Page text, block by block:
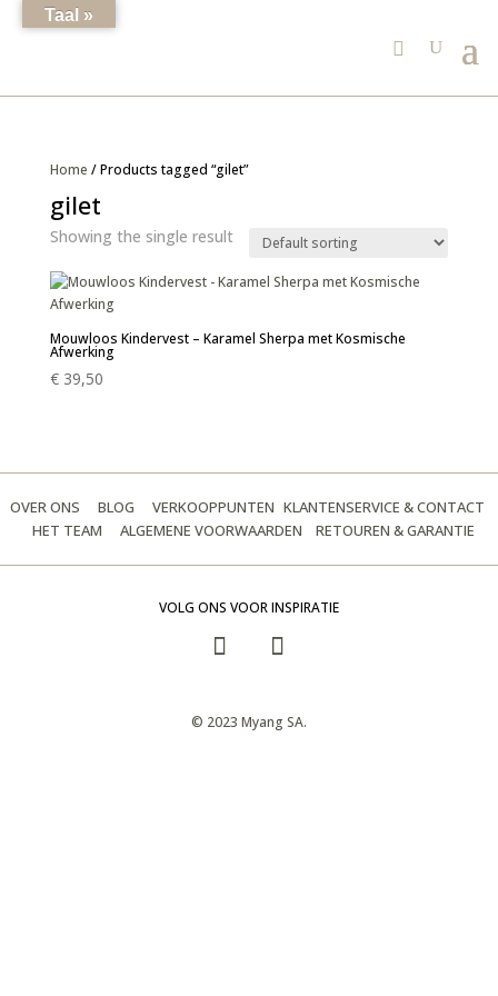
Home / Products tagged “gilet”
gilet
Showing the single result
Mouwloos Kindervest – Karamel Sherpa met Kosmische
Afwerking
€39,50
OVER ONS BLOG VERKOOPPUNTEN KLANTENSERVICE & CONTACT
HET TEAM
ALGEMENE VOORWAARDEN RETOUREN & GARANTIE
VOLG ONS VOOR INSPIRATIE
© 2023 Myang SA.
Taal »